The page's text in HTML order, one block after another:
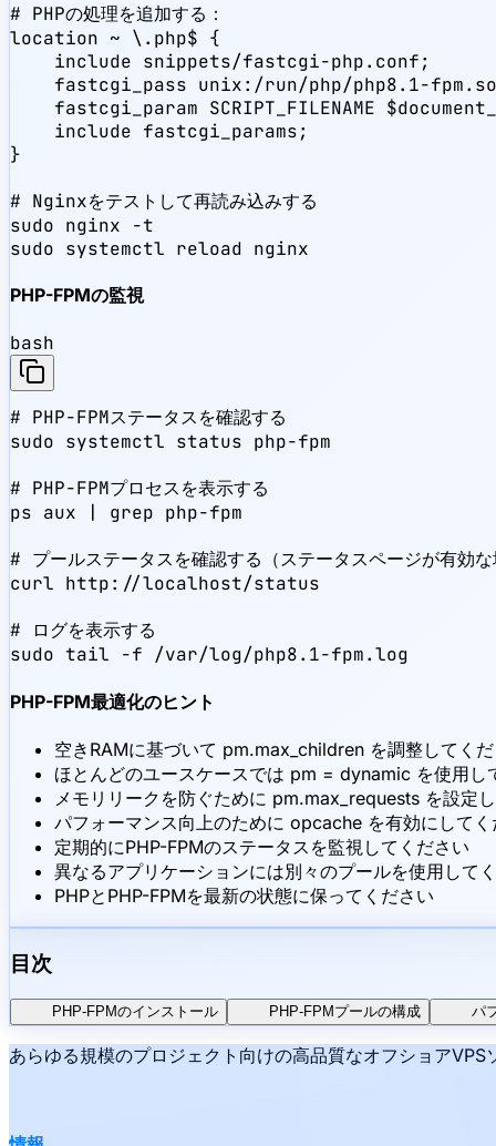
# PHPの処理を追加する：
location ~ \.php$ {
    include snippets/fastcgi-php.conf;
fastcgi_pass unix:/run/php/php8.1-
fastcgi_param SCRIPT_FILENAME
    include fastcgi_params;
}
# Nginxをテストして再読み込みする
sudo nginx -t
sudo systemctl reload nginx
PHP-FPMの監視
bash
# PHP-FPMステータスを確認する
sudo systemctl status php-fpm
# PHP-FPMプロセスを表示する
ps aux | grep php-fpm
# プールステータスを確認する（ステータスページが有効
curl http://localhost/status
# ログを表示する
sudo tail -f /var/log/php8.1-fpm.log
PHP-FPM最適化のヒント
空きRAMに基づいて pm.max_children を調整してく
ほとんどのユースケースでは pm = dynamic を使用し
メモリリークを防ぐために pm.max_requests を設定
パフォーマンス向上のために opcache を有効にしてく
定期的にPHP-FPMのステータスを監視してください
異なるアプリケーションには別々のプールを使用して
PHPとPHP-FPMを最新の状態に保ってください
目次
PHP-FPMのインストール PHP-FPMプールの構成 パ
あらゆる規模のプロジェクト向けの高品質なオフショア